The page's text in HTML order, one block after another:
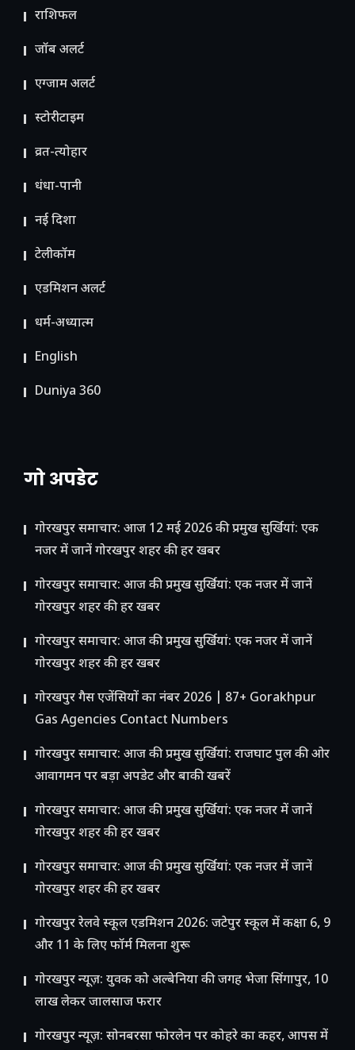
राशिफल
जॉब अलर्ट
एग्जाम अलर्ट
स्टोरीटाइम
व्रत-त्योहार
धंधा-पानी
नई दिशा
टेलीकॉम
ए​डमिशन अलर्ट
धर्म-अध्यात्म
English
Duniya 360
गो अपडेट
गोरखपुर समाचार: आज 12 मई 2026 की प्रमुख सुर्खियां: एक
नजर में जानें गोरखपुर शहर की हर खबर
गोरखपुर समाचार: आज की प्रमुख सुर्खियां: एक नजर में जानें
गोरखपुर शहर की हर खबर
गोरखपुर समाचार: आज की प्रमुख सुर्खियां: एक नजर में जानें
गोरखपुर शहर की हर खबर
गोरखपुर गैस एजेंसियों का नंबर 2026 | 87+ Gorakhpur
Gas Agencies Contact Numbers
गोरखपुर समाचार: आज की प्रमुख सुर्खियां: राजघाट पुल की ओर
आवागमन पर बड़ा अपडेट और बाकी खबरें
गोरखपुर समाचार: आज की प्रमुख सुर्खियां: एक नजर में जानें
गोरखपुर शहर की हर खबर
गोरखपुर समाचार: आज की प्रमुख सुर्खियां: एक नजर में जानें
गोरखपुर शहर की हर खबर
गोरखपुर रेलवे स्कूल एडमिशन 2026: जटेपुर स्कूल में कक्षा 6, 9
और 11 के लिए फॉर्म मिलना शुरू
गोरखपुर न्यूज़: युवक को अल्बेनिया की जगह भेजा सिंगापुर, 10
लाख लेकर जालसाज फरार
गोरखपुर न्यूज़: सोनबरसा फोरलेन पर कोहरे का कहर, आपस में